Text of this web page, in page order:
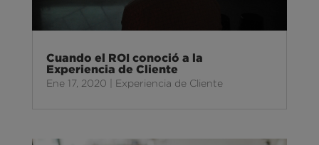
Cuando el ROI conoció a la
Experiencia de Cliente
Ene 17, 2020 Experiencia de Cliente